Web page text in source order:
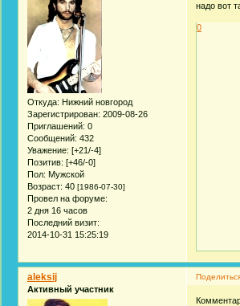
Откуда: Нижний новгород
Зарегистрирован: 2009-08-26
Приглашений: 0
Сообщений: 432
Уважение: [+21/-4]
Позитив: [+46/-0]
Пол: Мужской
Возраст: 40 [1986-07-30]
Провел на форуме:
2 дня 16 часов
Последний визит:
2014-10-31 15:25:19
надо вот
0
aleksij
Активный участник